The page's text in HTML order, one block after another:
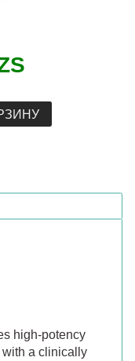
high-potency
a clinically